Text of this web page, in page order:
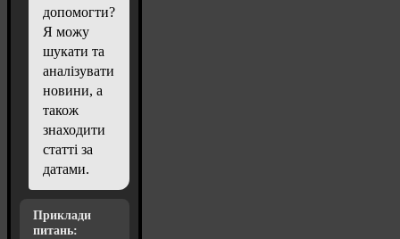
допомогти?
Я можу
шукати та
аналізувати
новини, а
також
знаходити
статті за
датами.
Приклади
питань: